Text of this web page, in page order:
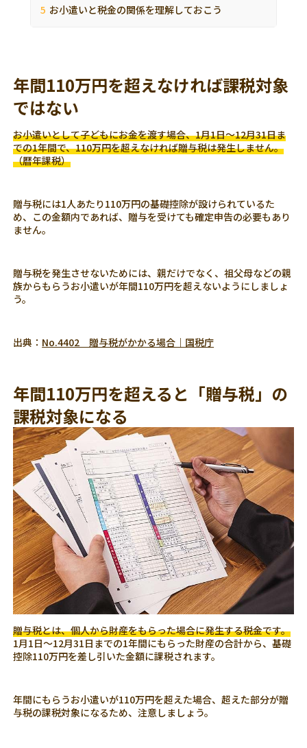
お小遣いと税金の関係を理解しておこう
年間110万円を超えなければ課税対象
ではない
お小遣いとして子どもにお金を渡す場合、1月1日～12月31日ま
での1年間で、110万円を超えなければ贈与税は発生しません。
（暦年課税）
贈与税には1人あたり110万円の基礎控除が設けられているた
め、この金額内であれば、贈与を受けても確定申告の必要もあり
ません。
贈与税を発生させないためには、親だけでなく、祖父母などの親
族からもらうお小遣いが年間110万円を超えないようにしましょ
う。
出典： No.4402 贈与税がかかる場合｜国税庁
年間110万円を超えると「贈与税」の
課税対象になる
贈与税とは、個人から財産をもらった場合に発生する税金です。
1月1日～12月31日までの1年間にもらった財産の合計から、基礎
控除110万円を差し引いた金額に課税されます。
年間にもらうお小遣いが110万円を超えた場合、超えた部分が贈
与税の課税対象になるため、注意しましょう。